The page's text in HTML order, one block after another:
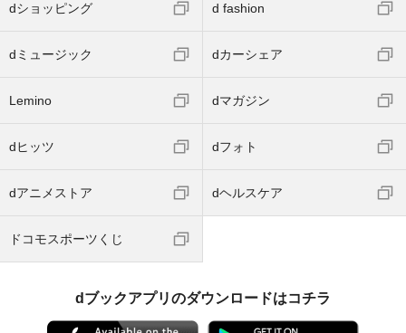
dショッピング d fashion
dミュージック dカーシェア
Lemino dマガジン
dヒッツ dフォト
dアニメストア dヘルスケア
ドコモスポーツくじ
dブックアプリのダウンロードはコチラ